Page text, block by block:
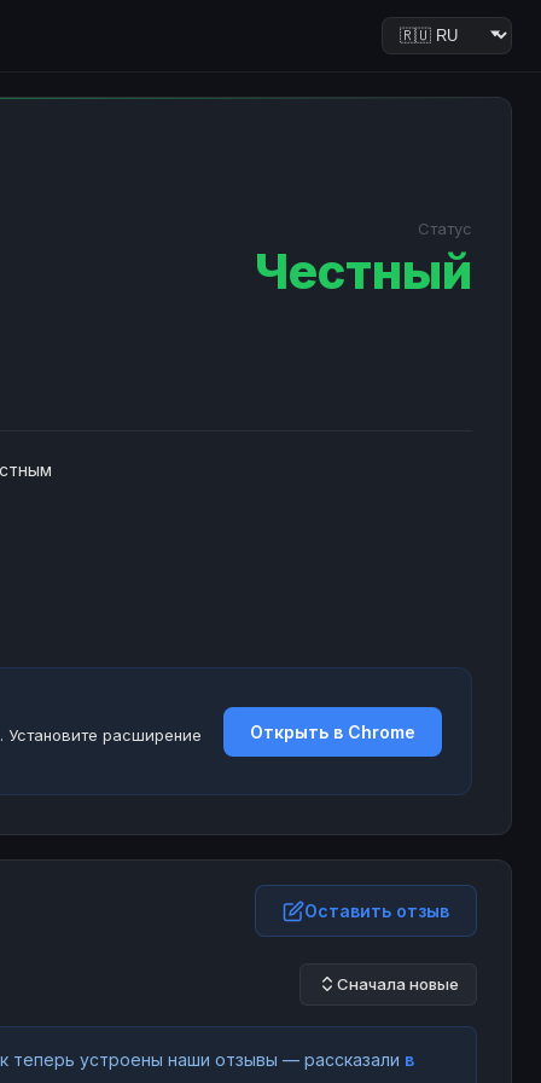
Статус
Честный
Установите расширение
Открыть в Chrome
Оставить отзыв
Сначала новые
теперь устроены наши отзывы — рассказали в